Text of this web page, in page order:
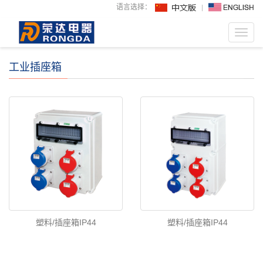
语言选择：
工业插座箱
塑料/插座箱IP44 塑料/插座箱IP44